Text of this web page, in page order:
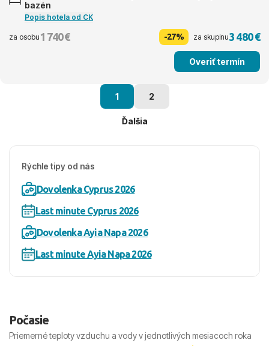
bazén
Popis hotela od CK
za osobu 1 740 € -27% za skupinu3 480 €
Overiť termín
1 2
Ďalšia
Rýchle tipy od nás
Dovolenka Cyprus 2026
Last minute Cyprus 2026
Dovolenka Ayia Napa 2026
Last minute Ayia Napa 2026
Počasie
Priemerné teploty vzduchu a vody v jednotlivých mesiacoch roka